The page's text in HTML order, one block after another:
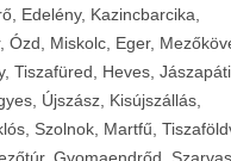
Edelény, Kazincbarcika,
Ózd, Miskolc, Eger,
Tiszafüred, Heves, Jászapáti,
Újszász, Kisújszállás,
Szolnok, Martfű,